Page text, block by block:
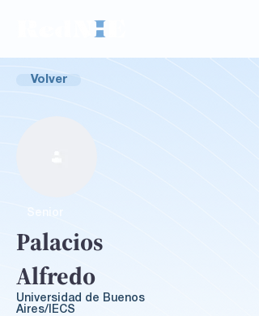
Volver
Palacios
Alfredo
Universidad de Buenos
Aires/IECS